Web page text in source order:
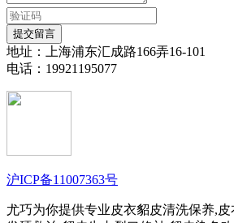
提交留言
地址：上海浦东汇成路166弄16-101
电话：19921195077
沪ICP备11007363号
尤巧为你提供专业皮衣貂皮清洗保养,